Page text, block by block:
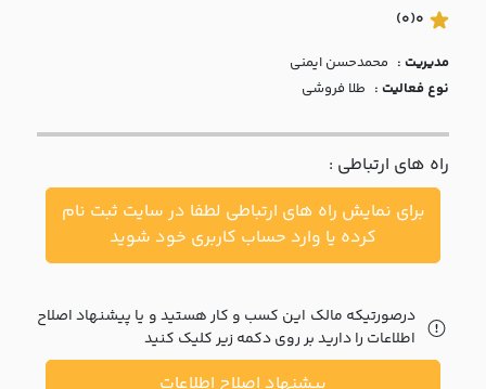
با ما
مقالات
اخبار
پرسش
متداول
خواست
0
(0)
مدیریت : محمدحسن ايمني
نوع فعالیت : طلا فروشی
راه های ارتباطی :
برای نمایش راه های ارتباطی لطفا در سایت ثبت نام
کرده یا وارد حساب کاربری خود شوید
درصورتیکه مالک این کسب و کار هستید و یا پیشنهاد اصلاح
اطلاعات را دارید بر روی دکمه زیر کلیک کنید